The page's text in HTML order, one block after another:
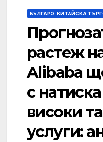
БЪЛГАРО-КИТАЙСКА
растеж
Alibaba
с
високи
услуги: